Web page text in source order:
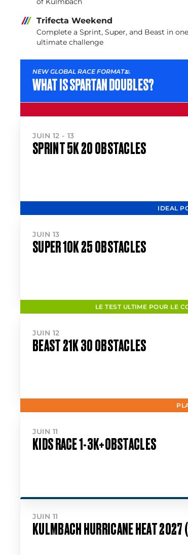
Trifecta Weekend
Complete a Sprint, Super, and Beast in
ultimate challenge
NEW GLOBAL RACE FORMAT
WHAT IS SPARTAN DOUBLES?
JUIN 12 - 13
SPRINT 5K 20 OBSTACLES
IDEAL
JUIN 13
SUPER 10K 25 OBSTACLES
LE TEST ULTIME POUR LE
JUIN 12
BEAST 21K 30 OBSTACLES
JUIN 11
KIDS RACE 1-3K+OBSTACLES
JUIN 11
KULMBACH HURRICANE HEAT 2027